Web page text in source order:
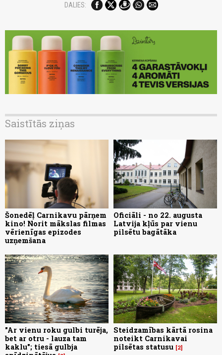
DALIES:
Saistītās ziņas
Šonedēļ Carnikavu pārņem
kino! Norit mākslas filmas
vērienīgas epizodes
uzņemšana
Oficiāli - no 22. augusta
Latvija kļūs par vienu
pilsētu bagātāka
"Ar vienu roku gulbi turēja,
bet ar otru - lauza tam
kaklu"; tiesā gulbja
Steidzamības kārtā rosina
noteikt Carnikavai
pilsētas statusu 2